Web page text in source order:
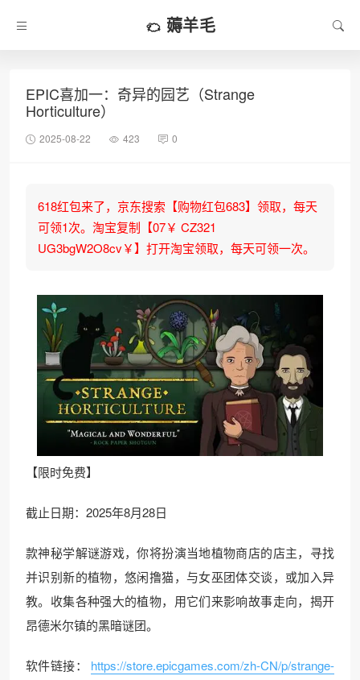
薅羊毛
EPIC喜加一：奇异的园艺（Strange
Horticulture）
2025-08-22 423 0
618红包来了，京东搜索【购物红包683】领取，每天
可领1次。淘宝复制【07￥ CZ321
UG3bgW2O8cv￥】打开淘宝领取，每天可领一次。
【限时免费】
截止日期：2025年8月28日
款神秘学解谜游戏，你将扮演当地植物商店的店主，寻找
并识别新的植物，悠闲撸猫，与女巫团体交谈，或加入异
教。收集各种强大的植物，用它们来影响故事走向，揭开
昂德米尔镇的黑暗谜团。
软件链接：
https://store.epicgames.com/zh-CN/p/strange-